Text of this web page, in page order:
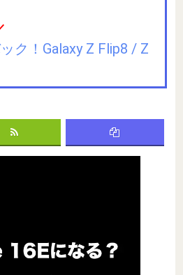
ク！Galaxy Z Flip8 / Z